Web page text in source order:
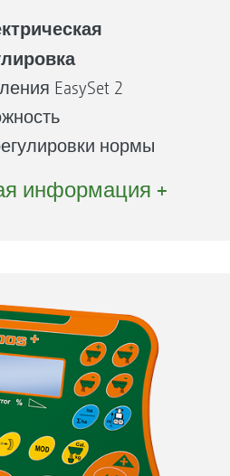
EasySet 2
нормы
выходных
неизменной.
питания 12 В
Для
скорости
X-датчика
информация +